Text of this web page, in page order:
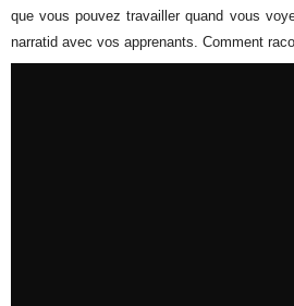
que vous pouvez travailler quand vous
narratid avec vos apprenants. Comment